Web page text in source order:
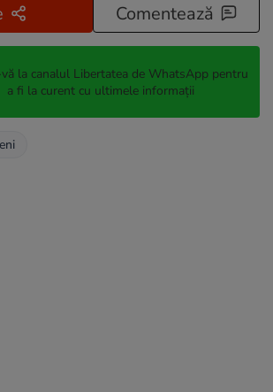
Comentează
la canalul Libertatea de WhatsApp pentru
a fi la curent cu ultimele informații